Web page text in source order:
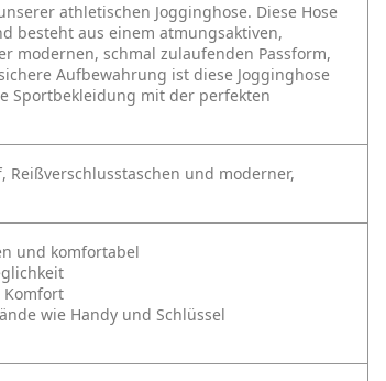
athletischen Jogginghose. Diese Hose
besteht aus einem atmungsaktiven,
modernen, schmal zulaufenden Passform,
Aufbewahrung ist diese Jogginghose
Sportbekleidung mit der perfekten
und moderner,
und komfortabel
wie Handy und Schlüssel